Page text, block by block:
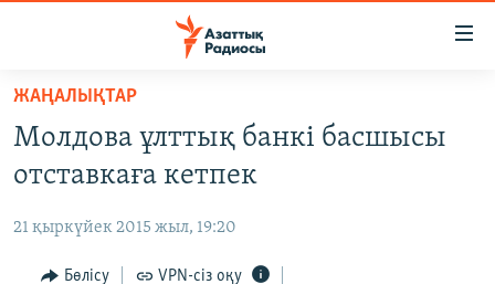
Skip
main
content
to
САЯСАТ
ҚАҢТАР ОҚИҒАСЫ
АДАМ ҚҰҚЫҚТАРЫ
ЖАҢАЛЫҚТАР
Молдова ұлттық банкі басшысы
отставкаға кетпек
21 қыркүйек 2015 жыл, 19:20
Бөлісу VPN-сіз оқу